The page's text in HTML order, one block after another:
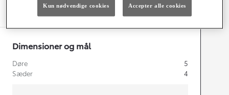
Dimensioner og mål
Døre
5
Sæder
4
Kun nødvendige cookies Accepter alle cookies